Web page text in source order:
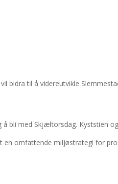
bidra til å videreutvikle
bli med Skjæltorsdag. Kyststien
omfattende miljøstrategi for